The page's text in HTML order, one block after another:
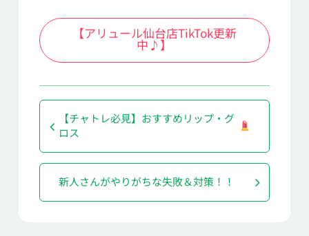
【アリュール仙台店TikTok更新
中♪】
【チャトレ必見】おすすめリップ・グ
ロス
新人さんがやりがちな失敗＆対策！！